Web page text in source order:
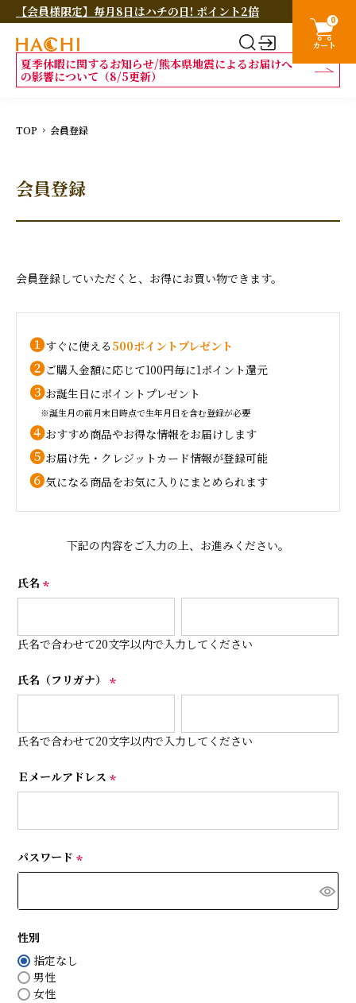
【会員様限定】毎月8日はハチの日! ポイント2倍
夏季休暇に関するお知らせ/熊本県地震によるお届けへ
の影響について（8/5更新）
0
カート
TOP 会員登録
会員登録
会員登録していただくと、お得にお買い物できます。
❶すぐに使える 500ポイントプレゼント
❷ご購入金額に応じて100円毎に1ポイント還元
❸お誕生日にポイントプレゼント
※誕生月の前月末日時点で生年月日を含む登録が必要
❹おすすめ商品やお得な情報をお届けします
❺お届け先・クレジットカード情報が登録可能
❻気になる商品をお気に入りにまとめられます
下記の内容をご入力の上、お進みください。
氏名
須
氏名で合わせて20文字以内で入力してください
氏名（フリガナ）
須
)
氏名で合わせて20文字以内で入力してください
Ｅメールアドレス
須
パスワード
須
性別
指定なし
男性
女性